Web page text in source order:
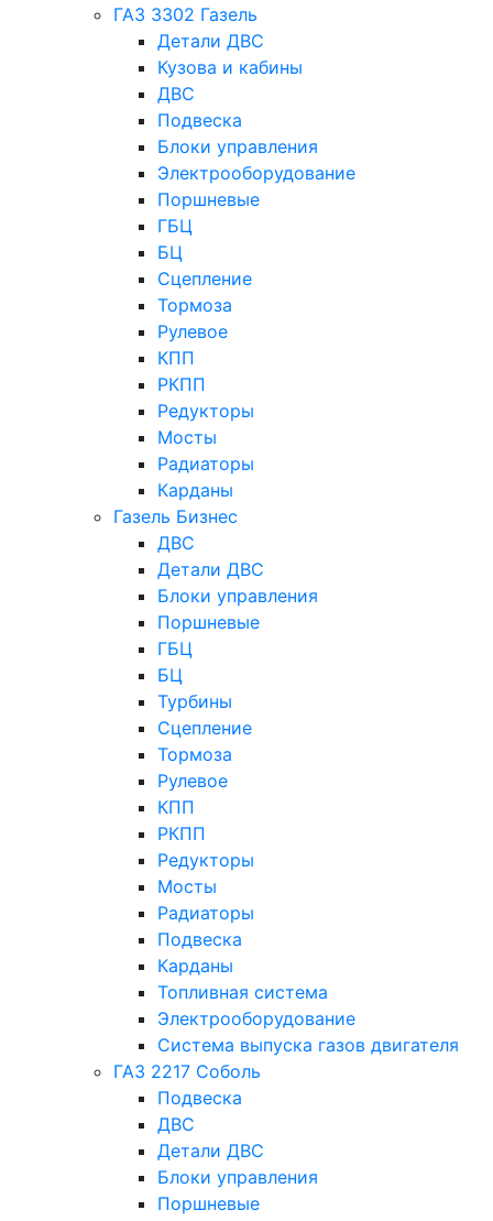
ГАЗ 3302 Газель
Детали ДВС
Кузова и кабины
ДВС
Подвеска
Блоки управления
Электрооборудование
Поршневые
ГБЦ
БЦ
Сцепление
Тормоза
Рулевое
КПП
РКПП
Редукторы
Мосты
Радиаторы
Карданы
Газель Бизнес
ДВС
Детали ДВС
Блоки управления
Поршневые
ГБЦ
БЦ
Турбины
Сцепление
Тормоза
Рулевое
КПП
РКПП
Редукторы
Мосты
Радиаторы
Подвеска
Карданы
Топливная система
Электрооборудование
Система выпуска газов двигателя
ГАЗ 2217 Соболь
Подвеска
ДВС
Детали ДВС
Блоки управления
Поршневые